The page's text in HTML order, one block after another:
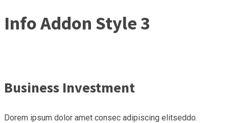
Info Addon Style 3
Business Investment
Dorem ipsum dolor amet consec adipiscing elitseddo.